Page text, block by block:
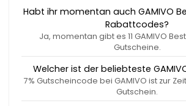
Habt ihr momentan auch GAMIVO
Rabattcodes?
Ja, momentan gibt es 11 GAMIVO
Gutscheine.
Welcher ist der beliebteste
7% Gutscheincode bei GAMIVO ist zur
Gutschein.